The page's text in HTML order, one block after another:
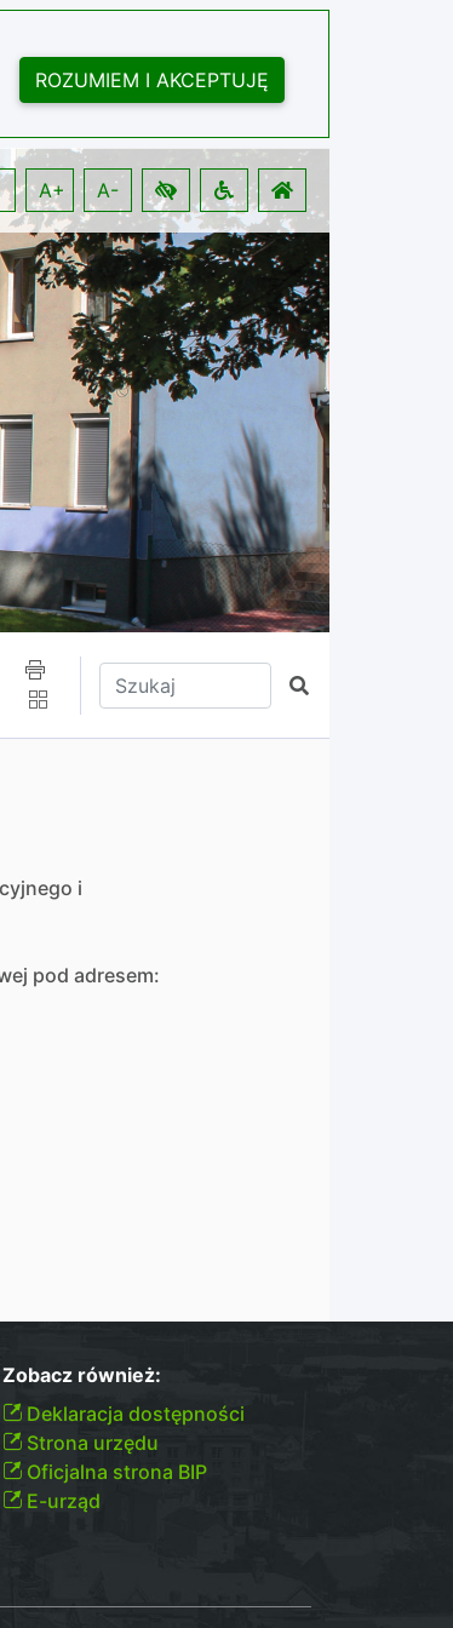
ROZUMIEM I AKCEPTUJĘ
A+ A-
Wpisz tekst do wyszukania
Szukaj
i
pod adresem:
Zobacz również:
Deklaracja dostępności
Strona urzędu
Oficjalna strona BIP
E-urząd